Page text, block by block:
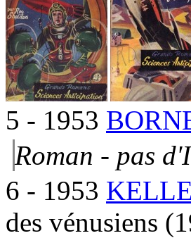
5 - 1953
Roman - pas
6 - 1953
des vénusiens